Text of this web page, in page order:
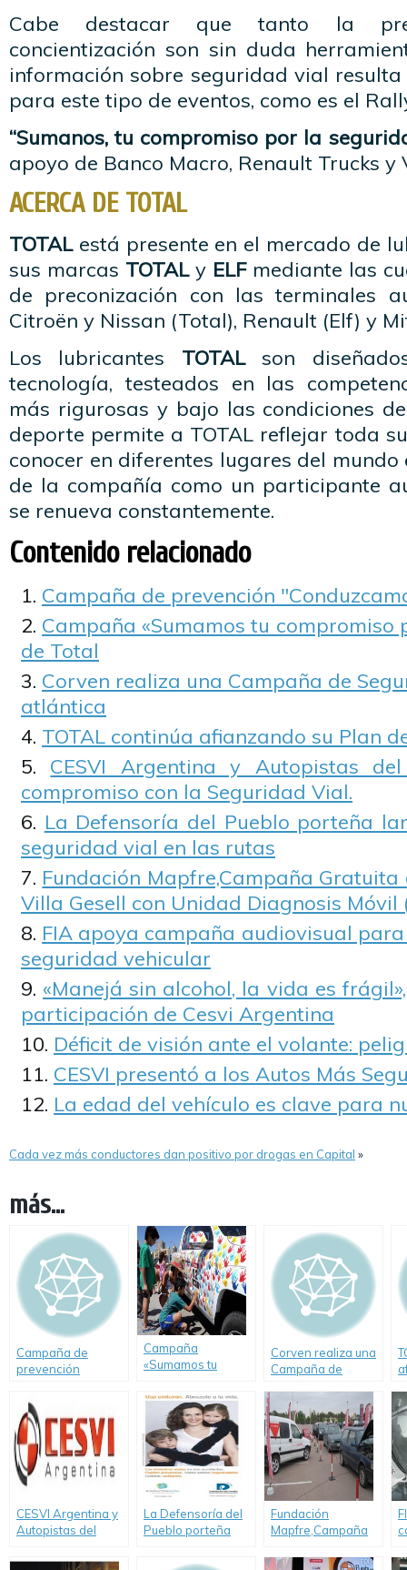
Cabe destacar que tanto la
concientización son sin duda
información sobre seguridad vial
para este tipo de eventos, como es el
“Sumanos, tu compromiso por la
apoyo de Banco Macro, Renault Trucks y
ACERCA DE TOTAL
TOTALestá presente en el mercado de
sus marcas TOTALy ELF mediante las
de preconización con las terminales
Citroën y Nissan (Total), Renault (Elf) y
Los lubricantes TOTALson
tecnología, testeados en las
más rigurosas y bajo las condiciones
deporte permite a TOTAL reflejar toda
conocer en diferentes lugares del
de la compañía como un participante
se renueva constantemente.
Contenido relacionado
Campaña de prevención
Campaña «Sumamos tu compromiso
de Total
Corven realiza una Campaña de
atlántica
TOTAL continúa afianzando su Plan
CESVI Argentina y Autopistas
compromiso con la Seguridad Vial.
La Defensoría del Pueblo porteña
seguridad vial en las rutas
Fundación Mapfre,Campaña
Villa Gesell con Unidad Diagnosis Móvil
FIA apoya campaña audiovisual
seguridad vehicular
«Manejá sin alcohol, la vida es
participación de Cesvi Argentina
Déficit de visión ante el volante:
CESVI presentó a los Autos Más
La edad del vehículo es clave para
Cada vez más conductores dan positivo por drogas en Capital »
más...
Campaña de
prevención
Mejor"
Campaña
«Sumamos tu
seguridad vial» de
Total
Corven realiza una
Campaña de
la costa atlántica
CESVI Argentina y
Autopistas del
compromiso con la
La Defensoría del
Pueblo porteña
campaña de
Fundación
Mapfre,Campaña
prevención vial en